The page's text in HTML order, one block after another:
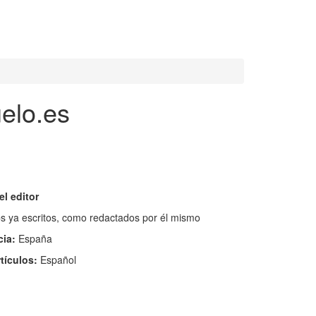
editor
ya escritos, como redactados por él mismo
España
Español